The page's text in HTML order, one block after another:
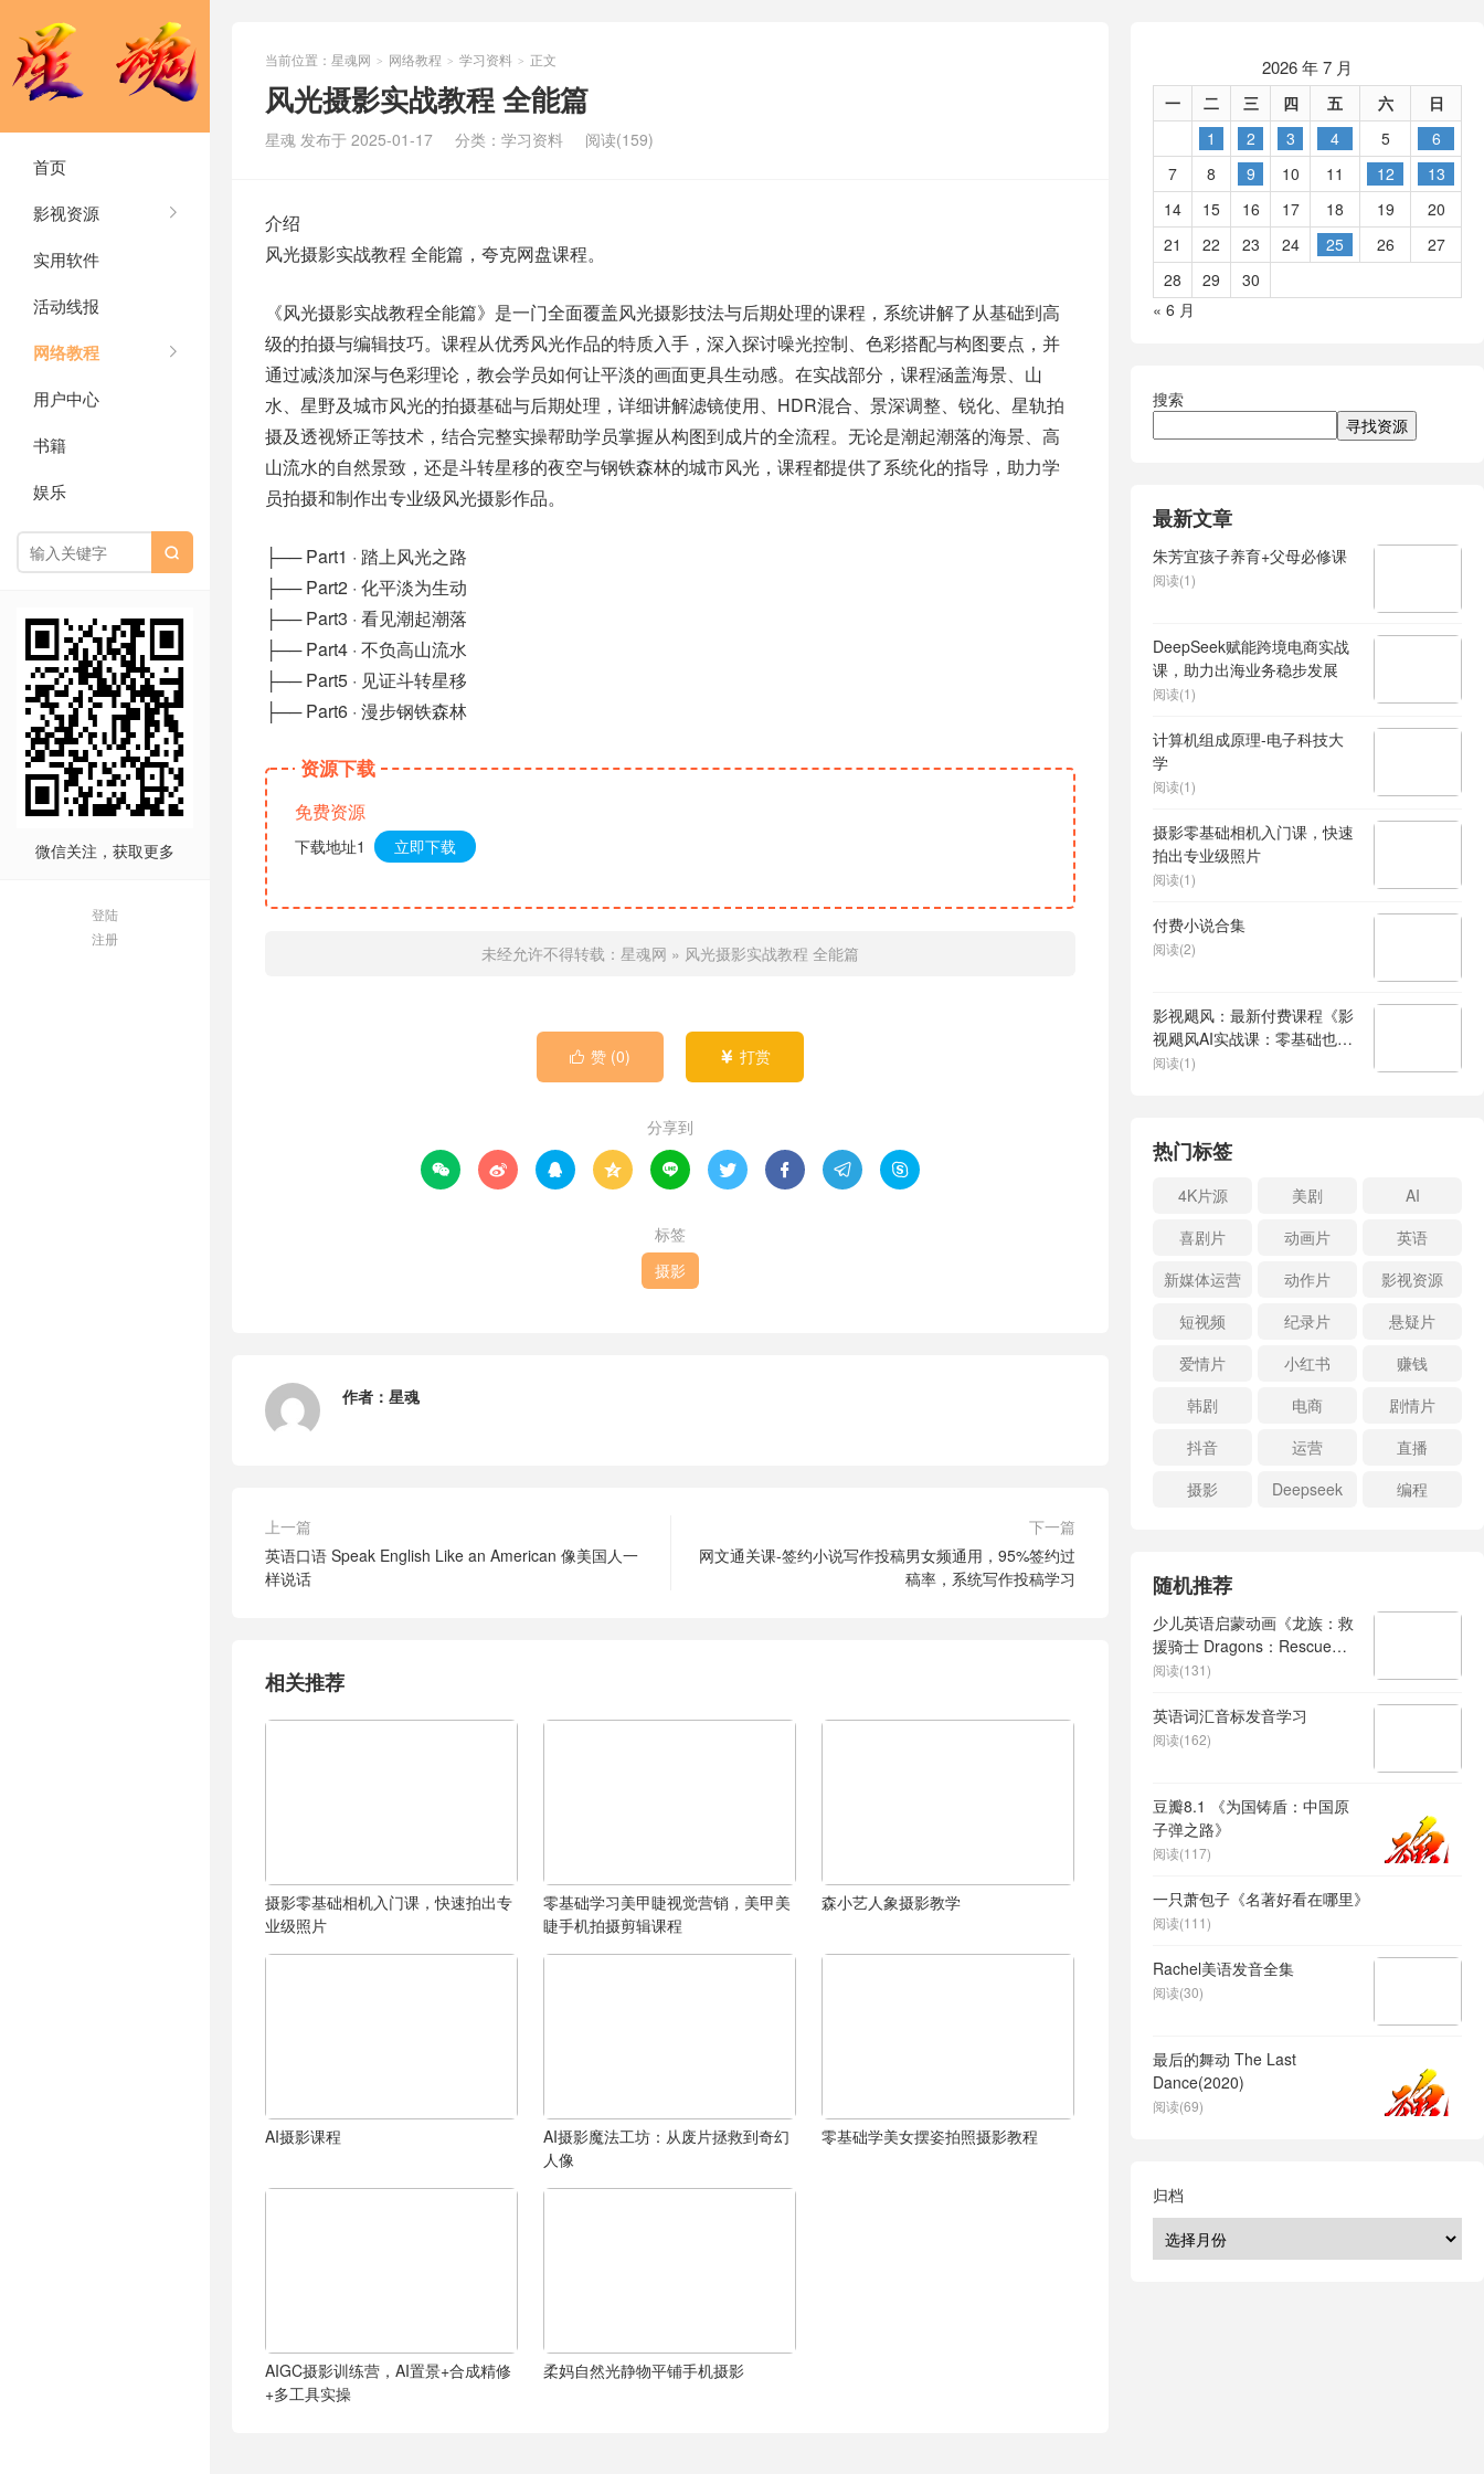
首页
影视资源
实用软件
活动线报
网络教程
用户中心
书籍
娱乐

微信关注，获取更多
登陆
注册
当前位置： 星魂网 > 网络教程 > 学习资料 > 正文
风光摄影实战教程 全能篇
星魂 发布于 2025-01-17 分类： 学习资料 阅读(159)
介绍
风光摄影实战教程 全能篇，夸克网盘课程。
《风光摄影实战教程全能篇》是一门全面覆盖风光摄影技法与后期处理的课程，系统讲解了从基础到高
级的拍摄与编辑技巧。课程从优秀风光作品的特质入手，深入探讨噪光控制、色彩搭配与构图要点，并
通过减淡加深与色彩理论，教会学员如何让平淡的画面更具生动感。在实战部分，课程涵盖海景、山
水、星野及城市风光的拍摄基础与后期处理，详细讲解滤镜使用、HDR混合、景深调整、锐化、星轨拍
摄及透视矫正等技术，结合完整实操帮助学员掌握从构图到成片的全流程。无论是潮起潮落的海景、高
山流水的自然景致，还是斗转星移的夜空与钢铁森林的城市风光，课程都提供了系统化的指导，助力学
员拍摄和制作出专业级风光摄影作品。
├── Part1 · 踏上风光之路
├── Part2 · 化平淡为生动
├── Part3 · 看见潮起潮落
├── Part4 · 不负高山流水
├── Part5 · 见证斗转星移
├── Part6 · 漫步钢铁森林
资源下载
免费资源
下载地址1 立即下载
未经允许不得转载： 星魂网 » 风光摄影实战教程 全能篇
 赞 (0)  打赏
分享到
        
标签
摄影
作者： 星魂
上一篇
英语口语 Speak English Like an American 像美国人一
样说话
下一篇
网文通关课-签约小说写作投稿男女频通用，95%签约过
稿率，系统写作投稿学习
相关推荐
摄影零基础相机入门课，快速拍出专
业级照片
零基础学习美甲睫视觉营销，美甲美
睫手机拍摄剪辑课程
森小艺人象摄影教学
AI摄影课程
AI摄影魔法工坊：从废片拯救到奇幻
人像
零基础学美女摆姿拍照摄影教程
AIGC摄影训练营，AI置景+合成精修
+多工具实操
柔妈自然光静物平铺手机摄影
2026 年 7 月
一 二 三 四 五 六
日
1
2 3 4 5
6
7
8 9 10 11 12
13
14
15 16 17 18 19
20
21
22 23 24 25 26
27
28
29
30
« 6 月
搜索
寻找资源
最新文章
朱芳宜孩子养育+父母必修课
阅读(1)
DeepSeek赋能跨境电商实战
课，助力出海业务稳步发展
阅读(1)
计算机组成原理-电子科技大
学
阅读(1)
摄影零基础相机入门课，快速
拍出专业级照片
阅读(1)
付费小说合集
阅读(2)
影视飓风：最新付费课程《影
视飓风AI实战课：零基础也能
做AI视频》
阅读(1)
热门标签
4K片源 美剧
AI
喜剧片
动画片
英语
新媒体运营
动作片
影视资源
短视频
纪录片
悬疑片
爱情片
小红书
赚钱
韩剧
电商
剧情片
抖音
运营
直播
摄影
Deepseek 编程
随机推荐
少儿英语启蒙动画《龙族：救
援骑士 Dragons：Rescue
Riders 1-6季 (视频+音频) 》
阅读(131)
英语词汇音标发音学习
阅读(162)
豆瓣8.1 《为国铸盾：中国原
子弹之路》
阅读(117)
一只萧包子《名著好看在哪里》
阅读(111)
Rachel美语发音全集
阅读(30)
最后的舞动 The Last
Dance(2020)
阅读(69)
归档